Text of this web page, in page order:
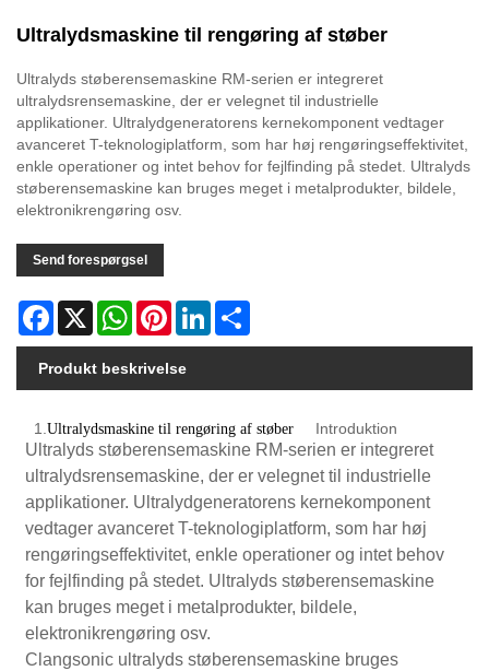
Ultralydsmaskine til rengøring af støber
Ultralyds støberensemaskine RM-serien er integreret
ultralydsrensemaskine, der er velegnet til industrielle
applikationer. Ultralydgeneratorens kernekomponent vedtager
avanceret T-teknologiplatform, som har høj rengøringseffektivitet,
enkle operationer og intet behov for fejlfinding på stedet. Ultralyds
støberensemaskine kan bruges meget i metalprodukter, bildele,
elektronikrengøring osv.
Send forespørgsel
Facebook
X WhatsAppPinterestLinkedIn
Produkt beskrivelse
1.Ultralydsmaskine til rengøring af støber Introduktion
Ultralyds støberensemaskine RM-serien er integreret
ultralydsrensemaskine, der er velegnet til industrielle
applikationer. Ultralydgeneratorens kernekomponent
vedtager avanceret T-teknologiplatform, som har høj
rengøringseffektivitet, enkle operationer og intet behov
for fejlfinding på stedet. Ultralyds støberensemaskine
kan bruges meget i metalprodukter, bildele,
elektronikrengøring osv.
Clangsonic ultralyds støberensemaskine bruges